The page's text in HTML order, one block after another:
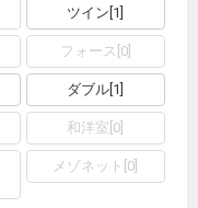
ツイン 1
フォース 0]
ダブル 1
和洋室 0
メゾネット 0